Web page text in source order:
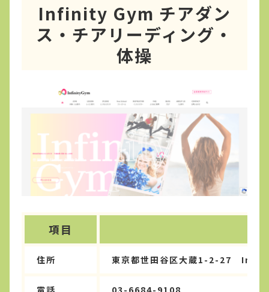
Infinity Gym チアダン
ス・チアリーディング・
体操
項目
住所 東京都世田谷区大蔵1-2-27
電話 03-6684-9108